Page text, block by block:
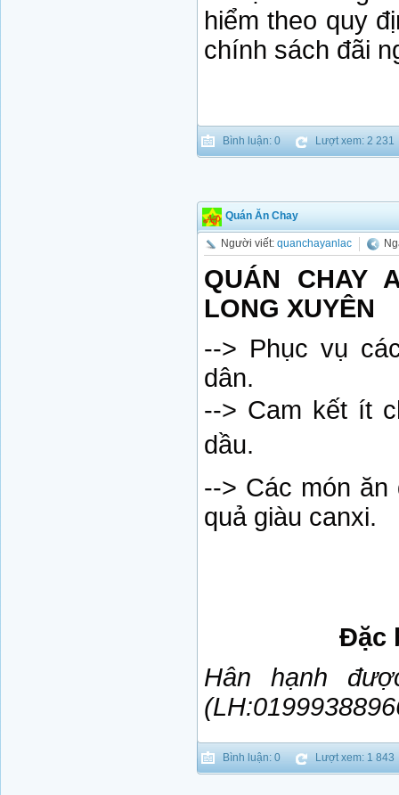
hiểm theo quy
chính sách đãi
Bình luận: 0 Lượt xem: 2 231
Quán Ăn Chay
Người viết: quanchayanlac
QUÁN CHAY
LONG XUYÊN
--> Phục vụ
dân.
--> Cam kết ít
dầu.
--> Các món
quả giàu canxi.
Đặc biệt
Hân hạnh
Bình luận: 0 Lượt xem: 1 843